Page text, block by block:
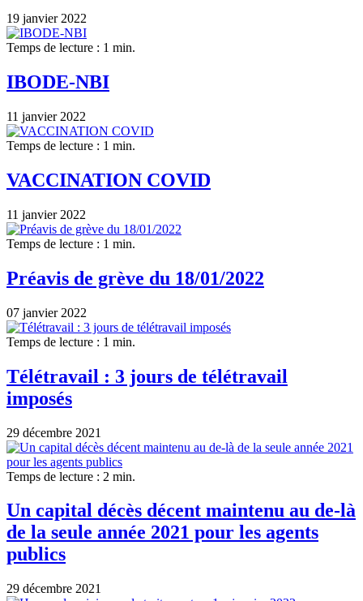
19 janvier 2022
Temps de lecture : 1 min.
IBODE-NBI
11 janvier 2022
Temps de lecture : 1 min.
VACCINATION COVID
11 janvier 2022
Temps de lecture : 1 min.
Préavis de grève du 18/01/2022
07 janvier 2022
Temps de lecture : 1 min.
Télétravail : 3 jours de télétravail
imposés
29 décembre 2021
Temps de lecture : 2 min.
Un capital décès décent maintenu au de-là
de la seule année 2021 pour les agents
publics
29 décembre 2021